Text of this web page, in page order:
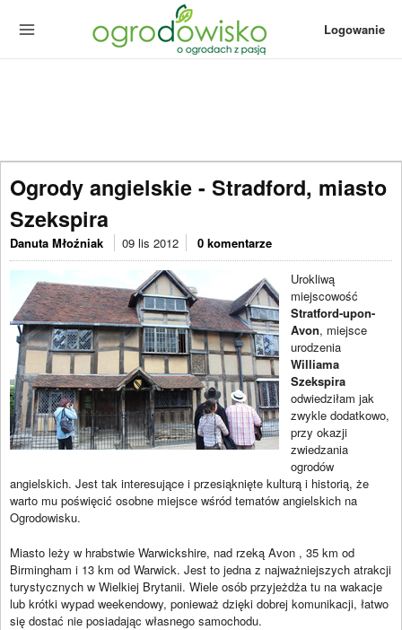
Logowanie
Ogrody angielskie - Stradford, miasto
Szekspira
Danuta Młoźniak 09 lis 2012 0 komentarze
Urokliwą
miejscowość
Stratford-upon-
Avon, miejsce
urodzenia
Williama
Szekspira
odwiedziłam jak
zwykle dodatkowo,
przy okazji
zwiedzania
ogrodów
angielskich. Jest tak interesujące i przesiąknięte kulturą i historią, że
warto mu poświęcić osobne miejsce wśród tematów angielskich na
Ogrodowisku.
Miasto leży w hrabstwie Warwickshire, nad rzeką Avon , 35 km od
Birmingham i 13 km od Warwick. Jest to jedna z najważniejszych atrakcji
turystycznych w Wielkiej Brytanii. Wiele osób przyjeżdża tu na wakacje
lub krótki wypad weekendowy, ponieważ dzięki dobrej komunikacji, łatwo
się dostać nie posiadając własnego samochodu.